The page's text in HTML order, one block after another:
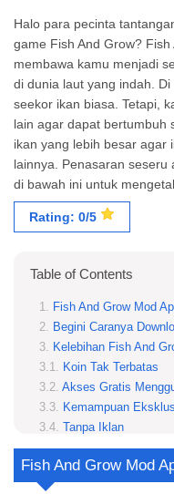
Halo para pecinta
game Fish And Grow?
membawa kamu menjadi
di dunia laut yang indah.
seekor ikan biasa. Tetapi,
lain agar dapat bertumbuh
ikan yang lebih besar agar
lainnya. Penasaran seseru
di bawah ini untuk
Rating: 0/5
Table of Contents
Fish And Grow Mod
Begini Caranya
Kelebihan Fish And
Koin Tak Terbatas
Akses Gratis
Kemampuan
Tanpa Iklan
Hal Yang Mengasyikan
Petualangan Bawah
Fish And Grow Mod